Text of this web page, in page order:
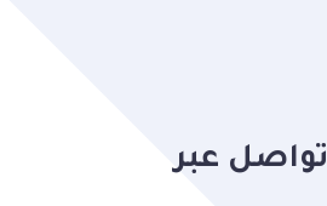
تواصل عبر